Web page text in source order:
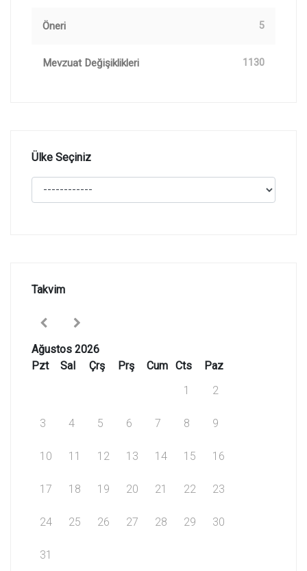
Öneri 5
Mevzuat Değişiklikleri 1130
Ülke Seçiniz
Takvim
Ağustos 2026
Pzt
Sal Çrş Prş Cum Cts
Paz
1
2
3 4 5 6 7 8 9
10 11 12 13 14 15 16
17 18 19 20 21 22 23
24 25 26 27 28 29 30
31